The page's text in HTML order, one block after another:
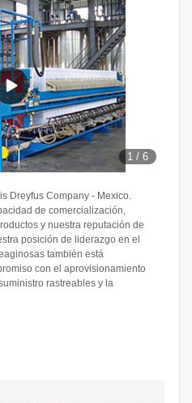
1 /6
Dreyfus Company - Mexico.
de comercialización,
y nuestra reputación de
posición de liderazgo en el
también está
con el aprovisionamiento
rastreables y la